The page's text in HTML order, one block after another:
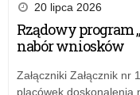
20 lipca 2026
Rządowy program
nabór wniosków
Załączniki Załącznik nr
placówek doskonalenia